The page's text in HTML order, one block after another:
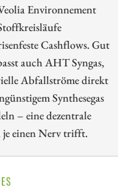
Environnement
Cashflows. Gut
auch AHT Syngas,
Abfallströme direkt
Synthesegas
– eine dezentrale
je einen Nerv trifft.